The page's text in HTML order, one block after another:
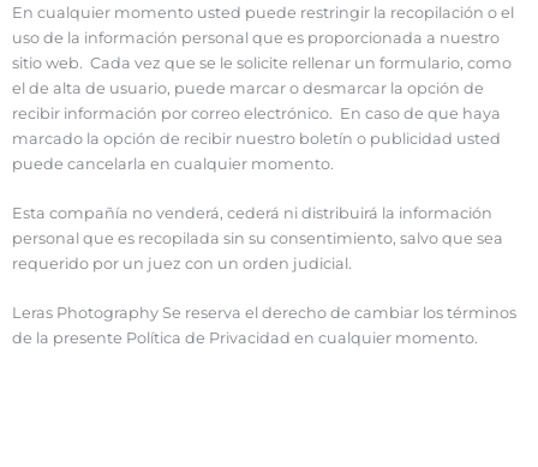
En cualquier momento usted puede restringir la recopilación o el
uso de la información personal que es proporcionada a nuestro
sitio web. Cada vez que se le solicite rellenar un formulario, como
el de alta de usuario, puede marcar o desmarcar la opción de
recibir información por correo electrónico. En caso de que haya
marcado la opción de recibir nuestro boletín o publicidad usted
puede cancelarla en cualquier momento.
Esta compañía no venderá, cederá ni distribuirá la información
personal que es recopilada sin su consentimiento, salvo que sea
requerido por un juez con un orden judicial.
Leras Photography Se reserva el derecho de cambiar los términos
de la presente Política de Privacidad en cualquier momento.